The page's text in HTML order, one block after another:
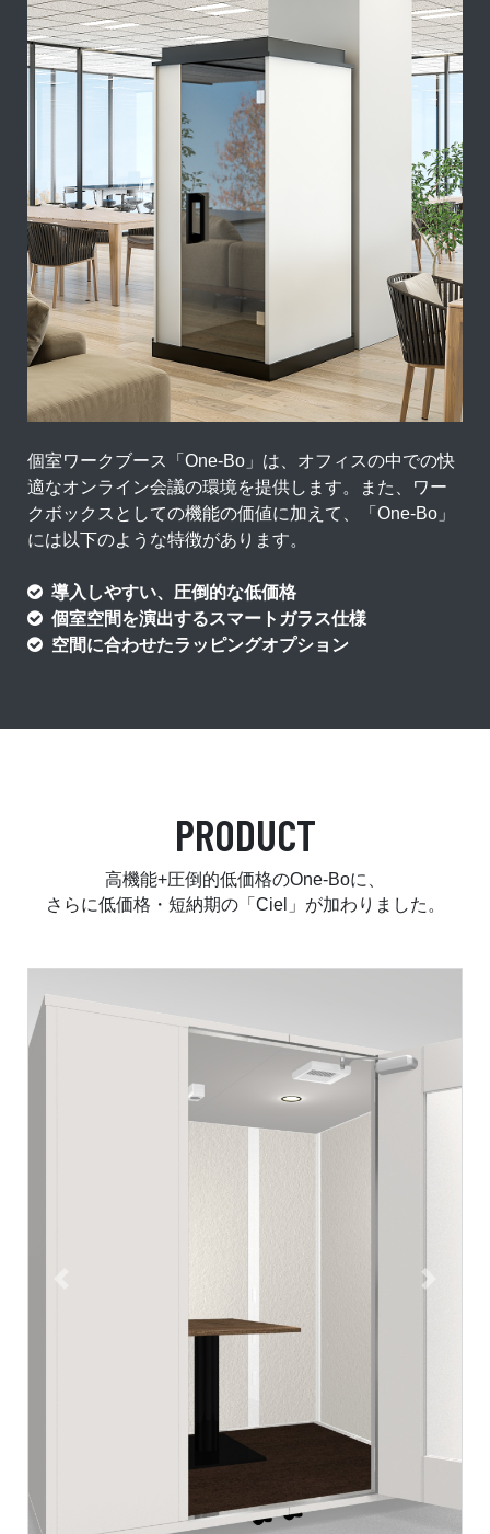
個室ワークブース「One-Bo」は、オフィスの中での快
適なオンライン会議の環境を提供します。また、ワー
クボックスとしての機能の価値に加えて、「One-Bo」
には以下のような特徴があります。
導入しやすい、圧倒的な低価格
個室空間を演出するスマートガラス仕様
空間に合わせたラッピングオプション
PRODUCT
高機能+圧倒的低価格のOne-Boに、
さらに低価格・短納期の「Ciel」が加わりました。